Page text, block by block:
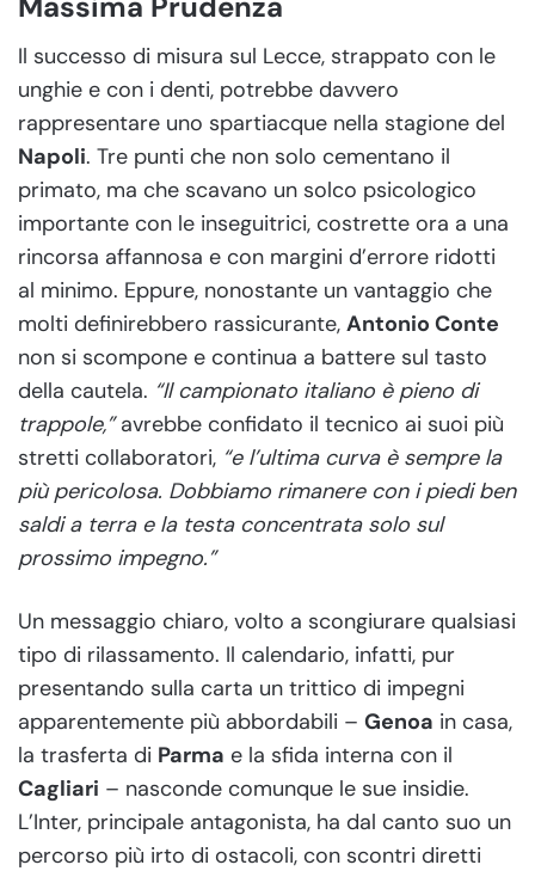
Il successo di misura sul Lecce, strappato con le
unghie e con i denti, potrebbe davvero
rappresentare uno spartiacque nella stagione del
Napoli. Tre punti che non solo cementano il
primato, ma che scavano un solco psicologico
importante con le inseguitrici, costrette ora a una
rincorsa affannosa e con margini d’errore ridotti
al minimo. Eppure, nonostante un vantaggio che
molti definirebbero rassicurante, Antonio Conte
non si scompone e continua a battere sul tasto
della cautela. “Il campionato italiano è pieno di
trappole,”avrebbe confidato il tecnico ai suoi più
stretti collaboratori, “e l’ultima curva è sempre la
più pericolosa. Dobbiamo rimanere con i piedi ben
saldi a terra e la testa concentrata solo sul
prossimo impegno.”
Un messaggio chiaro, volto a scongiurare qualsiasi
tipo di rilassamento. Il calendario, infatti, pur
presentando sulla carta un trittico di impegni
apparentemente più abbordabili – Genoa in casa,
la trasferta di Parma e la sfida interna con il
Cagliari – nasconde comunque le sue insidie.
L’Inter, principale antagonista, ha dal canto suo un
percorso più irto di ostacoli, con scontri diretti